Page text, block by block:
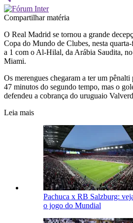
Compartilhar matéria
O Real Madrid se tornou a grande
Copa do Mundo de Clubes, nesta
a 1 com o Al-Hilal, da Arábia Saudita,
Miami.
Os merengues chegaram a ter um pênalti
47 minutos do segundo tempo, mas o
defendeu a cobrança do uruguaio
Leia mais
Pachuca x RB Salzburg:
o jogo do Mundial